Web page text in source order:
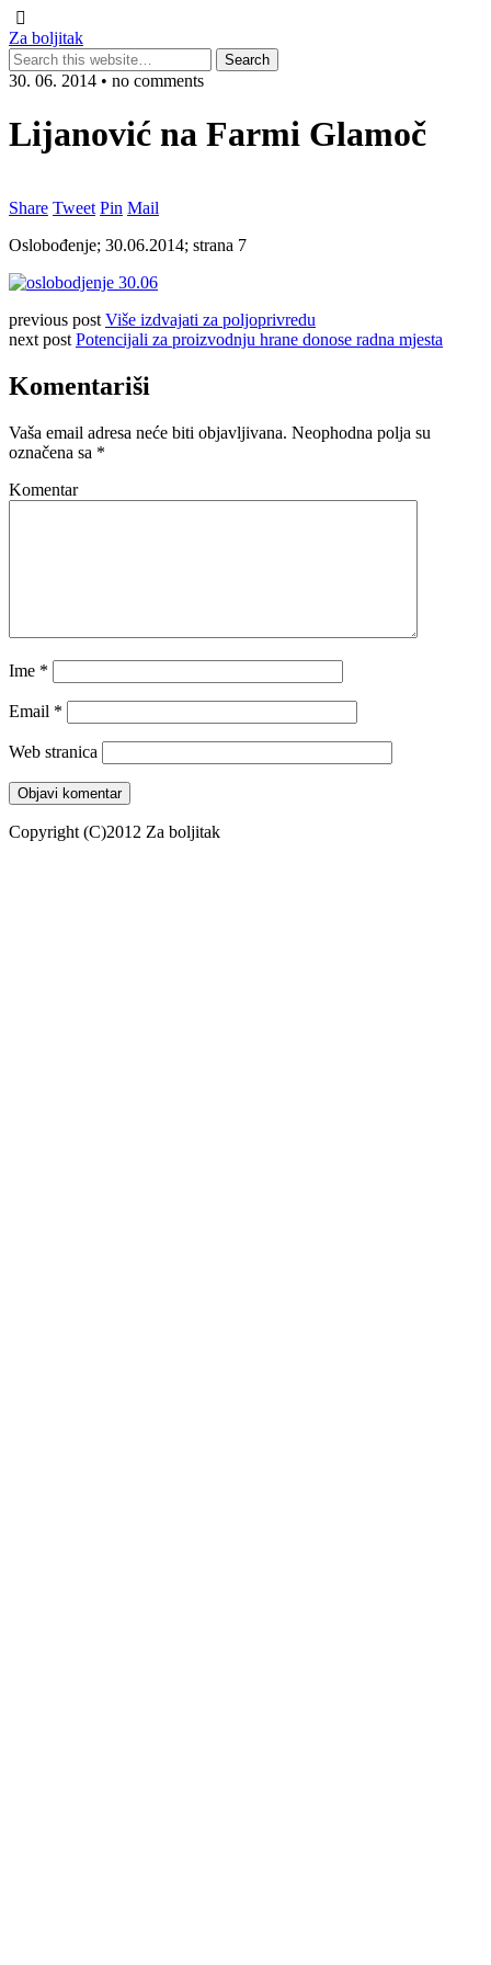
Za boljitak
30. 06. 2014 • no comments
Lijanović na Farmi Glamoč
Share Tweet Pin Mail
Oslobođenje; 30.06.2014; strana 7
previous post Više izdvajati za poljoprivredu
next post Potencijali za proizvodnju hrane donose radna mjesta
Komentariši
Vaša email adresa neće biti objavljivana. Neophodna polja su
označena sa *
Komentar
Ime *
Email *
Web stranica
Copyright (C)2012 Za boljitak